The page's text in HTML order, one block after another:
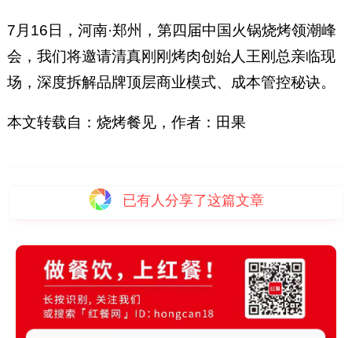
7月16日，河南·郑州，第四届中国火锅烧烤领潮峰
会，我们将邀请清真刚刚烤肉创始人王刚总亲临现
场，深度拆解品牌顶层商业模式、成本管控秘诀。
本文转载自：烧烤餐见，作者：田果
已有人分享了这篇文章